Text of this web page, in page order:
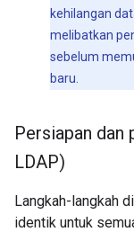
kehilangan
melibatkan
sebelum
baru.
Persiapan dan
LDAP)
Langkah-langkah
identik untuk